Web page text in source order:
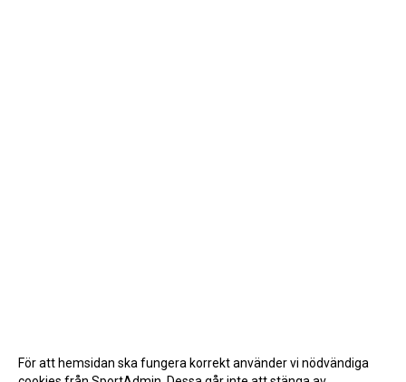
För att hemsidan ska fungera korrekt använder vi nödvändiga